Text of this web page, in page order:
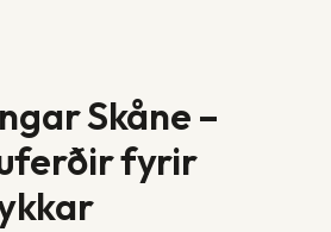
Skåne –
fyrir